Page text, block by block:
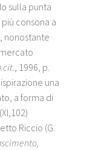
sulla punta
consona a
, nonostante
, 1996, p.
una
a forma di
Riccio (G.